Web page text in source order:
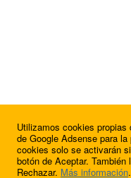
Utilizamos cookies
de Google Adsense para
cookies solo se activarán
botón de Aceptar.
Rechazar. Más información.